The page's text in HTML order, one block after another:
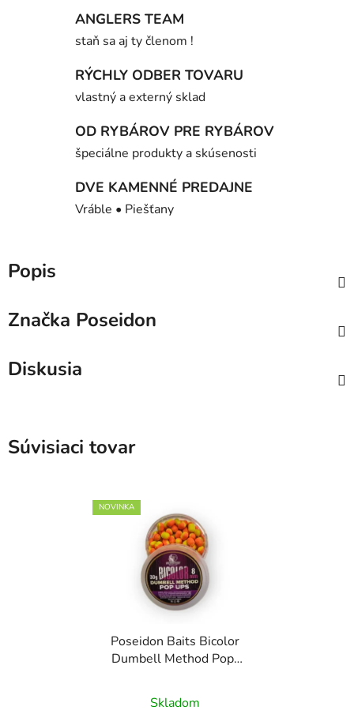
ANGLERS TEAM
staň sa aj ty členom !
RÝCHLY ODBER TOVARU
vlastný a externý sklad
OD RYBÁROV PRE RYBÁROV
špeciálne produkty a skúsenosti
DVE KAMENNÉ PREDAJNE
Vráble • Piešťany
Popis
Značka Poseidon
Diskusia
Súvisiaci tovar
NOVINKA
Poseidon Baits Bicolor
Dumbell Method Pop-
Skladom